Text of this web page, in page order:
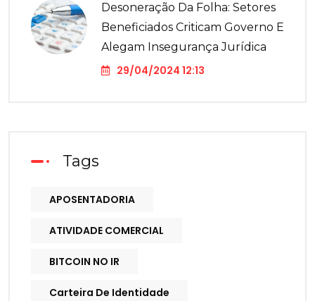
Desoneração Da Folha: Setores
Beneficiados Criticam Governo E
Alegam Insegurança Jurídica
29/04/2024 12:13
Tags
APOSENTADORIA
ATIVIDADE COMERCIAL
BITCOIN NO IR
Carteira De Identidade